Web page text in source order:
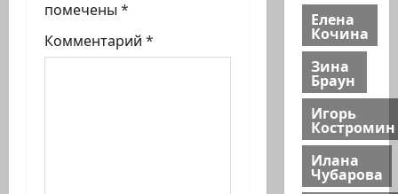
п
помечены *
Комментарий *
Елена
Кочина
Зина
Браун
Игорь
Костромин
Илана
Чубарова